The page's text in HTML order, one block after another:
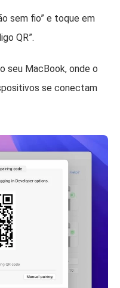
sem fio” e toque em
QR”.
seu MacBook, onde o
se conectam